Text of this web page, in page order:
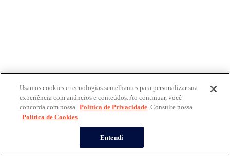
Usamos cookies e tecnologias semelhantes para personalizar sua
experiência com anúncios e conteúdos. Ao continuar, você
concorda com nossa Política de Privacidade. Consulte nossa
Política de Cookies
Entendi